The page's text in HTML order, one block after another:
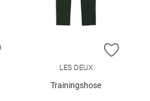
ZUR WUNSCHLISTE HINZUFÜGEN
ZUR
LES DEUX
Trainingshose